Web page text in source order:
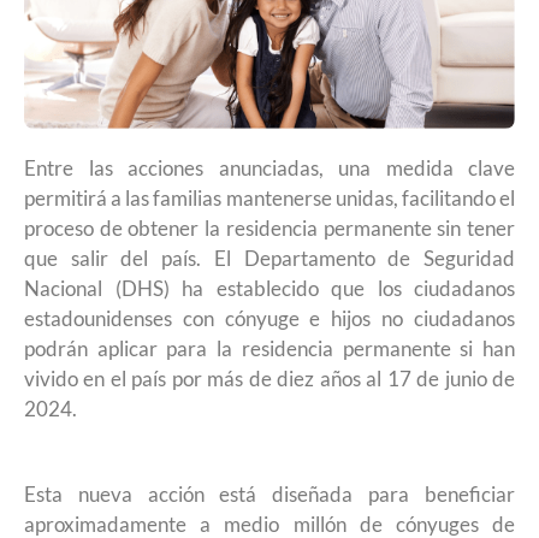
Entre las acciones anunciadas, una medida clave
permitirá a las familias mantenerse unidas, facilitando el
proceso de obtener la residencia permanente sin tener
que salir del país. El Departamento de Seguridad
Nacional (DHS) ha establecido que los ciudadanos
estadounidenses con cónyuge e hijos no ciudadanos
podrán aplicar para la residencia permanente si han
vivido en el país por más de diez años al 17 de junio de
2024.
Esta nueva acción está diseñada para beneficiar
aproximadamente a medio millón de cónyuges de